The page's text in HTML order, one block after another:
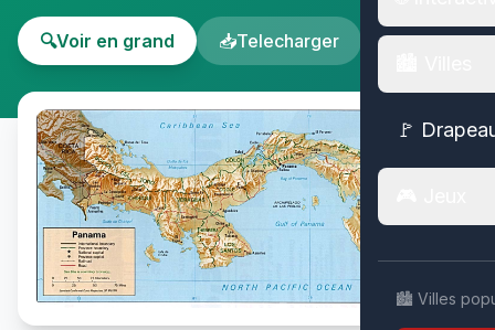
🚩
🏙️ Villes
🔍Voir en grand 📥Telecharger